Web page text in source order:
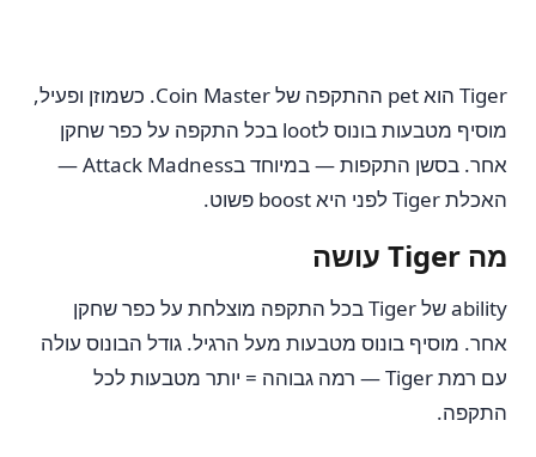
Tiger הוא pet ההתקפה של Coin Master. כשמוזן ופעיל,
מוסיף מטבעות בונוס לloot בכל התקפה על כפר שחקן
אחר. בסשן התקפות — במיוחד בAttack Madness —
האכלת Tiger לפני היא boost פשוט.
מה Tiger עושה
ability של Tiger בכל התקפה מוצלחת על כפר שחקן
אחר. מוסיף בונוס מטבעות מעל הרגיל. גודל הבונוס עולה
עם רמת Tiger — רמה גבוהה = יותר מטבעות לכל
התקפה.